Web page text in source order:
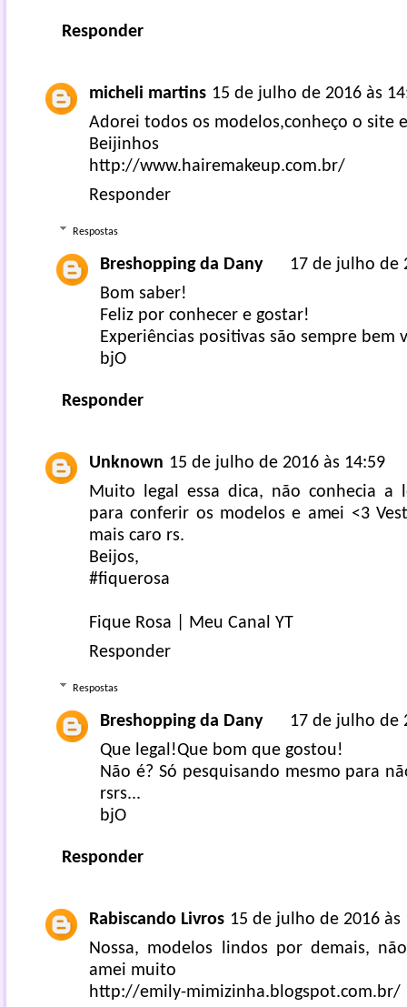
Responder
micheli martins 15 de julho de 2016 às
Adorei todos os modelos,conheço o site
Beijinhos
http://www.hairemakeup.com.br/
Responder
Respostas
Breshopping da Dany
17 de julho de
Bom saber!
Feliz por conhecer e gostar!
Experiências positivas são sempre bem
bjO
Responder
Unknown 15 de julho de 2016 às 14:59
Muito legal essa dica, não conhecia a
para conferir os modelos e amei <3
mais caro rs.
Beijos,
#fiquerosa
Fique Rosa
Meu Canal YT
Responder
Respostas
Breshopping da Dany
17 de julho de
Que legal!Que bom que gostou!
Não é? Só pesquisando mesmo para
rsrs...
bjO
Responder
Rabiscando Livros 15 de julho de 2016 às
Nossa, modelos lindos por demais,
amei muito
http://emily-mimizinha.blogspot.com.br/